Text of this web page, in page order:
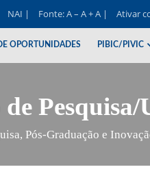
NAI | Fonte: A – A + A | Ativar
OPORTUNIDADES PIBIC/PIVIC
Pós-Graduação e